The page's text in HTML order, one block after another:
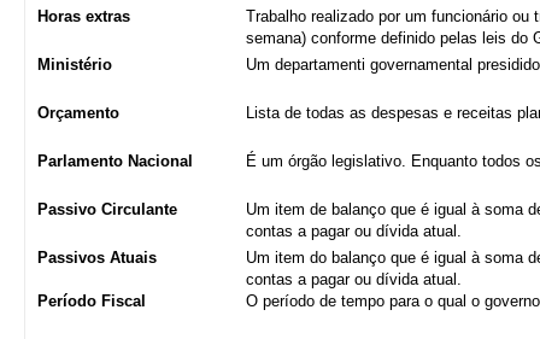
Horas extras
Trabalho realizado por um funcionário
semana) conforme definido pelas leis do
Ministério
Um departamenti governamental
Orçamento Lista de todas as despesas e receitas
Parlamento Nacional É um órgão legislativo. Enquanto todos
Passivo Circulante
Um item de balanço que é igual à soma
contas a pagar ou dívida atual.
Passivos Atuais
Um item do balanço que é igual à soma
contas a pagar ou dívida atual.
Período Fiscal
O período de tempo para o qual o